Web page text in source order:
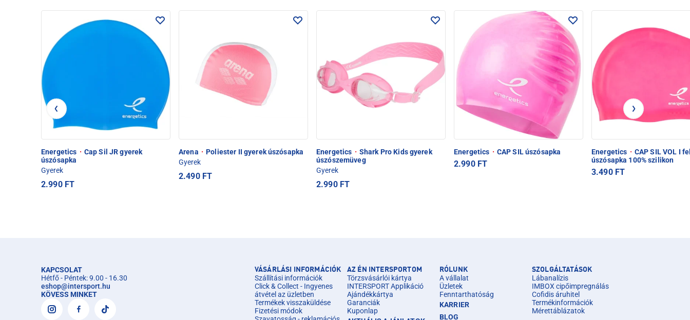
Energetics · Cap Sil JR gyerek
úszósapka
Gyerek
2.990 FT
Arena · Poliester II gyerek úszósapka
Gyerek
2.490 FT
Energetics · Shark Pro Kids gyerek
úszószemüveg
Gyerek
2.990 FT
Energetics · CAP SIL úszósapka
2.990 FT
Energetics · CAP SIL VOL I
úszósapka 100% szilikon
3.490 FT
KAPCSOLAT
Hétfő - Péntek: 9.00 - 16.30
eshop@intersport.hu
KÖVESS MINKET
VÁSÁRLÁSI INFORMÁCIÓK
Szállítási információk
Click & Collect - Ingyenes
átvétel az üzletben
Termékek visszaküldése
Fizetési módok
AZ ÉN INTERSPORTOM
Törzsvásárlói kártya
INTERSPORT Applikáció
Ajándékkártya
Garanciák
Kuponlap
RÓLUNK
A vállalat
Üzletek
Fenntarthatóság
KARRIER
BLOG
SZOLGÁLTATÁSOK
Lábanalízis
IMBOX cipőimpregnálás
Cofidis áruhitel
Termékinformációk
Mérettáblázatok